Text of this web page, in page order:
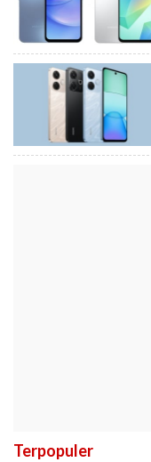
Terpopuler